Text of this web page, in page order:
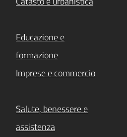
Educazione e
formazione
Imprese e commercio
Salute, benessere e
assistenza